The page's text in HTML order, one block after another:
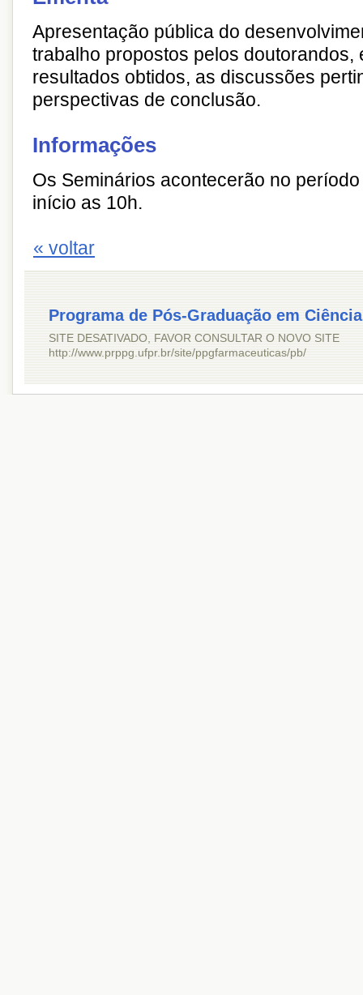
Apresentação pública do
trabalho propostos pelos doutorandos,
resultados obtidos, as discussões
perspectivas de conclusão.
Informações
Os Seminários acontecerão no
início as 10h.
« voltar
Programa de Pós-Graduação em
SITE DESATIVADO, FAVOR CONSULTAR O NOVO SITE
http://www.prppg.ufpr.br/site/ppgfarmaceuticas/pb/